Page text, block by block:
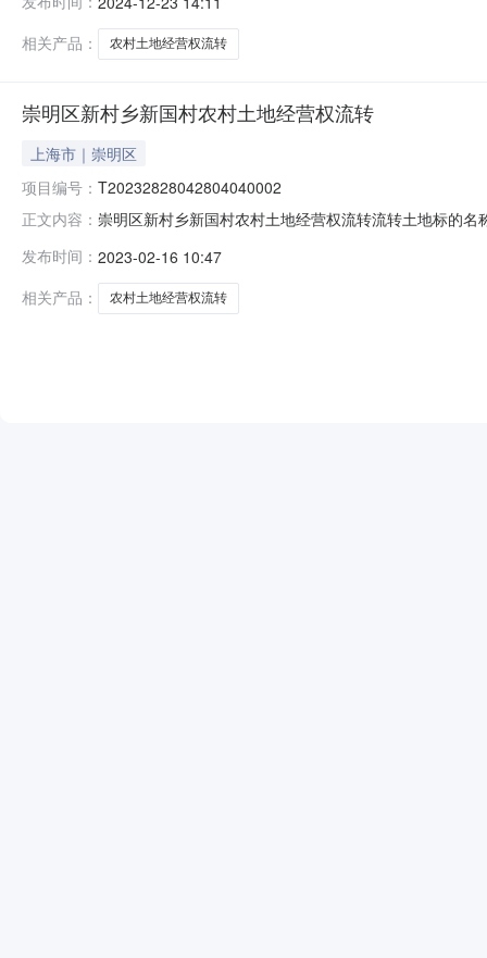
报价请点击
相关产品：
农村土地经营权流转
崇明区新村乡新国村农村土地经营权流转
上海市｜崇明区
项目编号： T20232828042804040002
正文内容： 崇明区新村乡新国村农村土地经营权流转流转土地标的
资讯报价请点击
发布时间： 2023-02-16 10:47
相关产品：
农村土地经营权流转